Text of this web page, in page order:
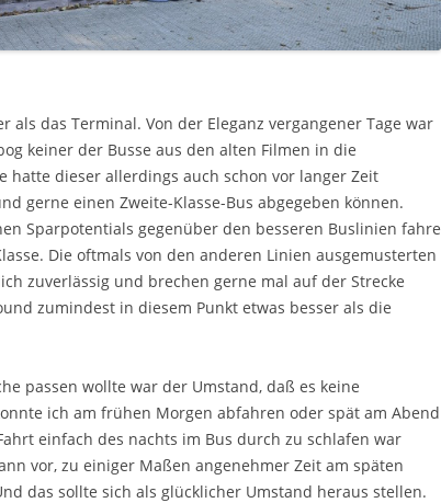
als das Terminal. Von der Eleganz vergangener Tage war
keiner der Busse aus den alten Filmen in die
hatte dieser allerdings auch schon vor langer Zeit
gerne einen Zweite-Klasse-Bus abgegeben können.
Sparpotentials gegenüber den besseren Buslinien fahre
Die oftmals von den anderen Linien ausgemusterten
zuverlässig und brechen gerne mal auf der Strecke
zumindest in diesem Punkt etwas besser als die
passen wollte war der Umstand, daß es keine
ich am frühen Morgen abfahren oder spät am Abend
einfach des nachts im Bus durch zu schlafen war
vor, zu einiger Maßen angenehmer Zeit am späten
das sollte sich als glücklicher Umstand heraus stellen.